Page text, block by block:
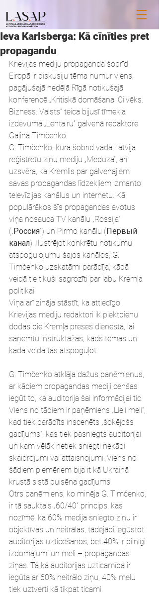
Ieva Karlsberga: Kā cīnīties pret
propagandu
Krievijas mediju propaganda šobrīd
Eiropā ir diskusiju tēma numur viens,
pagājušajā nedēļā Rīgā notikušajā
konferencē „Kritiskā domāšana. Cilvēks.
Bizness. Valsts” teica bijusī tīmekļa
izdevuma „Lenta.ru” galvenā redaktore
Gaļina Timčenko.
G. Timčenko, kura šobrīd vada Latvijā
reģistrētu ziņu mediju „Meduza”, arī
uzsvēra, ka Kremlis par galvenajiem
savas propagandas līdzekļiem izmanto
televīzijas kanālus un internetu. Kā
populārākos šīs propagandas avotus
viņa nosauca TV kanālu „Rossija”
(„Россия”) un Pirmo kanālu (Первый
канал). Ilustrējot konkrētu notikumu
atspoguļojumu šajos kanālos, G.
Timčenko uzskatāmi parādīja, kādā
veidā tie tikuši sagrozīti par labu Kremļa
politikai.
Viņa arī zināja stāstīt, ka attiecīgo
Krievijas mediju redaktori ik piektdienu
dodas pie Kremļa preses dienesta, lai
saņemtu instruktāžas, kāds tēmas un
kādā veidā tās atspoguļot.
G. Timčenko atklāja dažus paņēmienus,
ar kādiem propagandas mediji cenšas
iegūt to, ka auditorija šai informācijai tic.
Viens no tādiem ir paņēmiens „Lieli meli”,
kad tiek parādīts inscenēts „šokējošs
gadījums”, kas tiek pasniegts auditorijai
un kam vēlāk netiek sniegti nekādi
skaidrojumi vai attaisnojumi. Viens no
šādiem piemēriem bija it kā Ukrainā
krustā sistā puisēna gadījums.
Otrs paņēmiens, ko minēja G. Timčenko,
ir tā sauktais „60/40” princips, kas
nozīmē, ka 60% medija sniegto ziņu ir
objektīvas un neitrālas, tādējādi iegūstot
auditorijas uzticēšanos, bet 40% ir pilnīgi
izdomājumi un meli – propagandas
ziņas. Tā kā auditorijas uzticamība ir
iegūta ar 60% neitrālo ziņu, 40% melu
tiek uztverti kā tikpat ticami.